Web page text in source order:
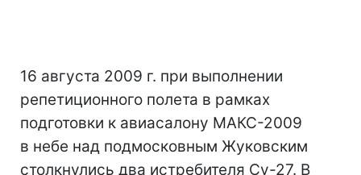
16 августа 2009 г. при выполнении
репетиционного полета в рамках
подготовки к авиасалону МАКС-2009
в небе над подмосковным Жуковским
столкнулись два истребителя Су-27. В